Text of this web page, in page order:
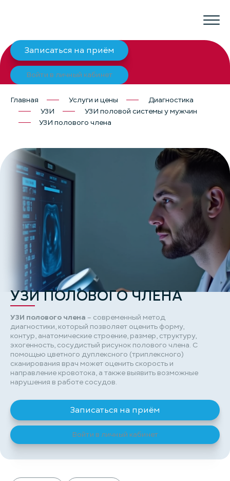
Записаться на приём
Войти в личный кабинет
Главная Услуги и цены
Диагностика
УЗИ
УЗИ половой системы у мужчин
УЗИ полового члена
УЗИ ПОЛОВОГО ЧЛЕНА
УЗИ полового члена – современный метод
диагностики, который позволяет оценить форму,
контур, анатомические строение, размер, структуру,
эхогенность, сосудистый рисунок полового члена. С
помощью цветного дуплексного (триплексного)
сканирования врач может оценить скорость и
направление кровотока, а также выявить возможные
нарушения в работе сосудов.
Записаться на приём
Войти в личный кабинет